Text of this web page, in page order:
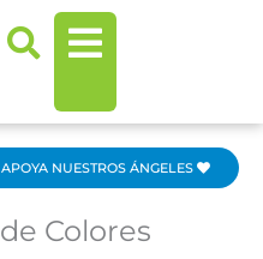
APOYA NUESTROS ÁNGELES
Colores